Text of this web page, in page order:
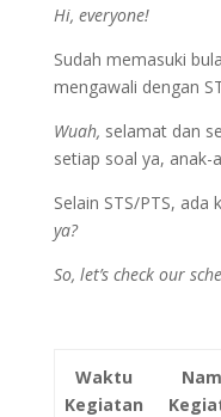
Hi, everyone!
Sudah memasuki
mengawali dengan
Wuah, selamat dan
setiap soal ya, anak-
Selain STS/PTS,
ya?
So, let’s check our
Waktu
Kegiatan